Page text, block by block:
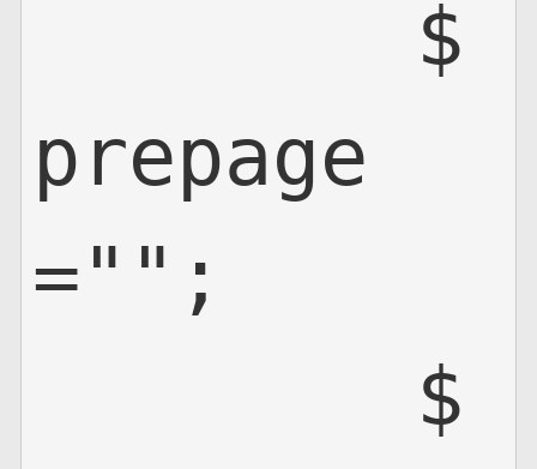
$
prepage
="";
$